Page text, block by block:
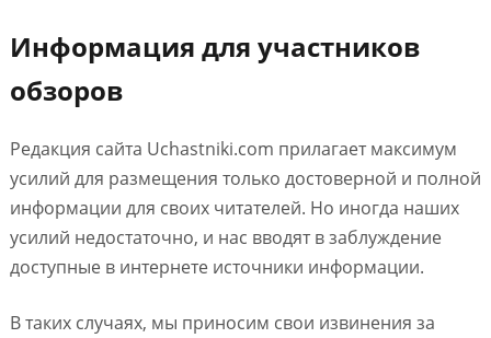
Информация для участников
обзоров
Редакция сайта Uchastniki.com прилагает максимум
усилий для размещения только достоверной и полной
информации для своих читателей. Но иногда наших
усилий недостаточно, и нас вводят в заблуждение
доступные в интернете источники информации.
В таких случаях, мы приносим свои извинения за